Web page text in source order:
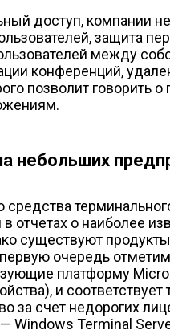
доступ, компании
защита
между
конференций,
позволит
небольших
средства
отчетах о наиболее
существуют
очередь
платформу
и
за счет недорогих
Windows Terminal